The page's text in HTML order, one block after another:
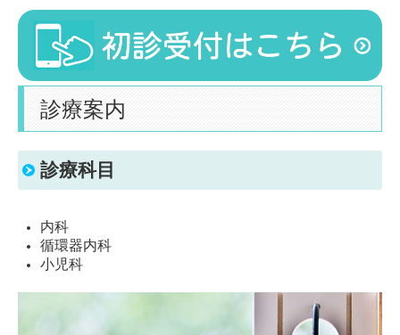
禁煙外来
COPD
花粉症/アレルギー
発熱外来について
アクセス
診療案内
診療科目
内科
循環器内科
小児科